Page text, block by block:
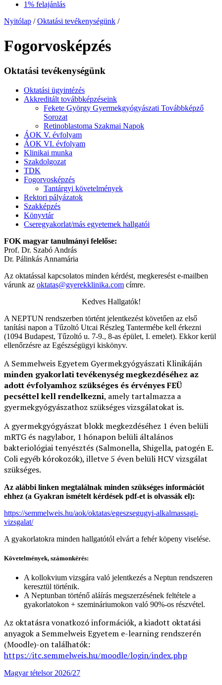
1% felajánlás
Nyitólap / Oktatási tevékenységünk /
Fogorvosképzés
Oktatási tevékenységünk
Oktatási ügyintézés
Akkreditált továbbképzéseink
Fekete György Gyermekgyógyászati Továbbképző
Sorozat
Retinoblastoma Szakmai Napok
ÁOK V. évfolyam
ÁOK VI. évfolyam
Klinikai munka
Szakdolgozat
TDK
Fogorvosképzés
Tantárgyi követelmények
Rektori pályázatok
Szakképzés
Könyvtár
Cseregyakorlat/más egyetemek hallgatói
FOK magyar tanulmányi felelőse:
Prof. Dr. Szabó András
Dr. Pálinkás Annamária
Az oktatással kapcsolatos minden kérdést, megkeresést e-mailben
várunk az oktatas@gyerekklinika.com címre.
Kedves Hallgatók!
A NEPTUN rendszerben történt jelentkezést követően az első
tanítási napon a Tűzoltó Utcai Részleg Tantermébe kell érkezni
(1094 Budapest, Tűzoltó u. 7-9., 8-as épület, I. emelet). Ekkor kerül
ellenőrzésre az Egészségügyi kiskönyv.
A Semmelweis Egyetem Gyermekgyógyászati Klinikáján
minden gyakorlati tevékenység megkezdéséhez az
adott évfolyamhoz szükséges és érvényes FEÜ
pecséttel kell rendelkezni, amely tartalmazza a
gyermekgyógyászathoz szükséges vizsgálatokat is.
A gyermekgyógyászat blokk megkezdéséhez 1 éven belüli
mRTG és nagylabor, 1 hónapon belüli általános
bakteriológiai tenyésztés (Salmonella, Shigella, patogén E.
Coli egyéb kórokozók), illetve 5 éven belüli HCV vizsgálat
szükséges.
Az alábbi linken megtalálnak minden szükséges információt
ehhez (a Gyakran ismételt kérdések pdf-et is olvassák el):
https://semmelweis.hu/aok/oktatas/egeszsegugyi-alkalmassagi-
vizsgalat/
A gyakorlatokra minden hallgatótól elvárt a fehér köpeny viselése.
Követelmények, számonkérés:
A kollokvium vizsgára való jelentkezés a Neptun rendszeren
keresztül történik.
A Neptunban történő aláírás megszerzésének feltétele a
gyakorlatokon + szemináriumokon való 90%-os részvétel.
Az oktatásra vonatkozó információk, a kiadott oktatási
anyagok a Semmelweis Egyetem e-learning rendszerén
(Moodle)-on találhatók:
https://itc.semmelweis.hu/moodle/login/index.php
Magyar tételsor 2026/27